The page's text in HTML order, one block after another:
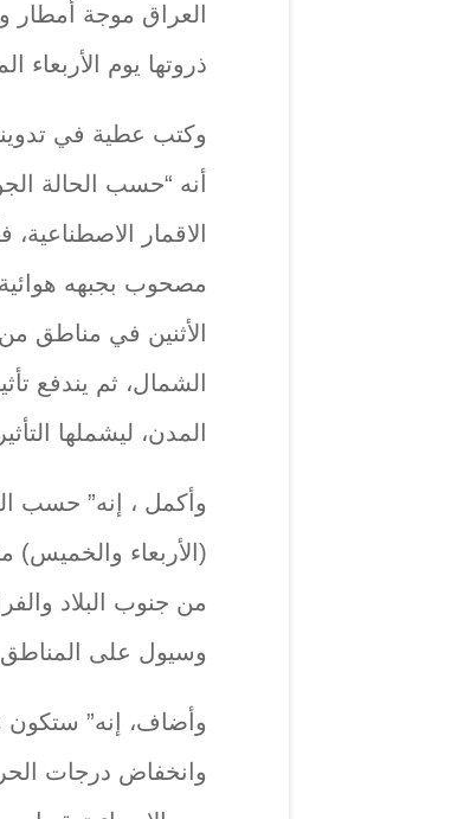
العراق موجة أمطار
ذروتها يوم الأربعاء
وكتب عطية في
أنه “حسب الحالة
الاقمار
مصحوب بجبهه هوائية
الأثنين في مناطق
الشمال، ثم يندفع
المدن، ليشملها
وأكمل ، إنه” حسب
(الأربعاء
من جنوب البلاد
وسيول على المناطق
وأضاف، إنه” ستكون
وانخفاض درجات